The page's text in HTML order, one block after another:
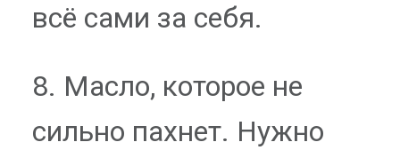
всё сами за себя.
8. Масло, которое не
сильно пахнет. Нужно